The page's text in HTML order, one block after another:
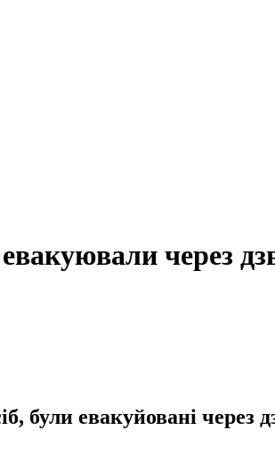
через
евакуйовані через